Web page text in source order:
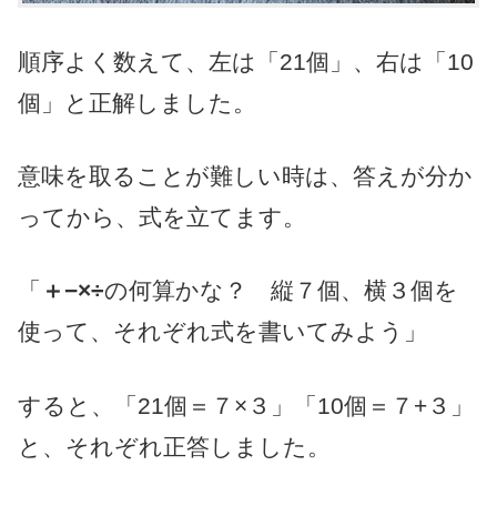
順序よく数えて、左は「21個」、右は「10
個」と正解しました。
意味を取ることが難しい時は、答えが分か
ってから、式を立てます。
「 ＋−×÷の何算かな？ 縦７個、横３個を
使って、それぞれ式を書いてみよう」
すると、「21個＝７×３」「10個＝７+３」
と、それぞれ正答しました。